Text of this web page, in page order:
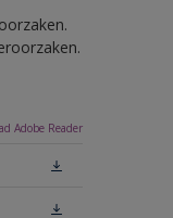
Adobe Reader